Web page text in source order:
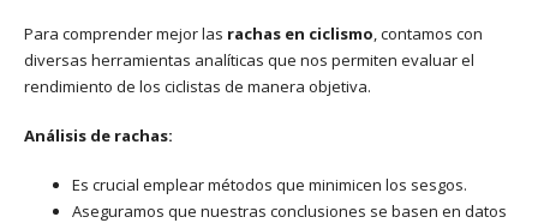
Para comprender mejor las rachas en ciclismo, contamos con
diversas herramientas analíticas que nos permiten evaluar el
rendimiento de los ciclistas de manera objetiva.
Análisis de rachas:
Es crucial emplear métodos que minimicen los sesgos.
Aseguramos que nuestras conclusiones se basen en datos